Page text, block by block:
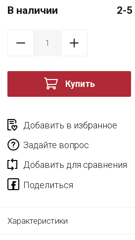
В наличии 2-5
Купить
Добавить в избранное
Задайте вопрос
Добавить для сравнения
Характеристики